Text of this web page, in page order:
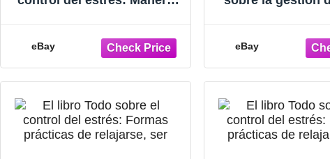
eBay eBay